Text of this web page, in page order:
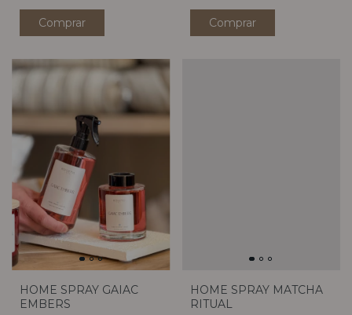
HOME SPRAY GAIAC
EMBERS
HOME SPRAY MATCHA
RITUAL